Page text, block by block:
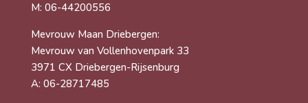
M: 06-44200556
Mevrouw Maan Driebergen:
Mevrouw van Vollenhovenpark 33
3971 CX Driebergen-Rijsenburg
A: 06-28717485